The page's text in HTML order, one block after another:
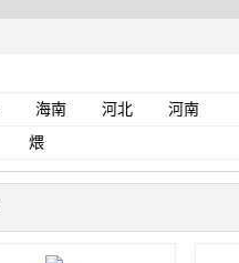
海南 河北
河南
煨